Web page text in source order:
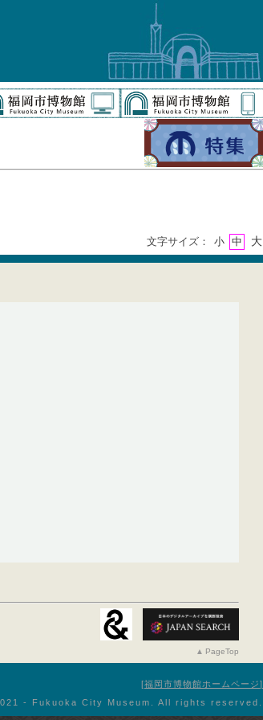
文字サイズ： 小 中 大
PageTop
福岡市博物館ホームページ
- Fukuoka City Museum. All rights reserved.